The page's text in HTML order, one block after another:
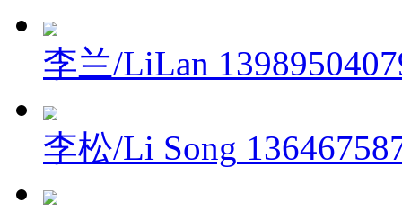
李兰/LiLan
李松/Li Song